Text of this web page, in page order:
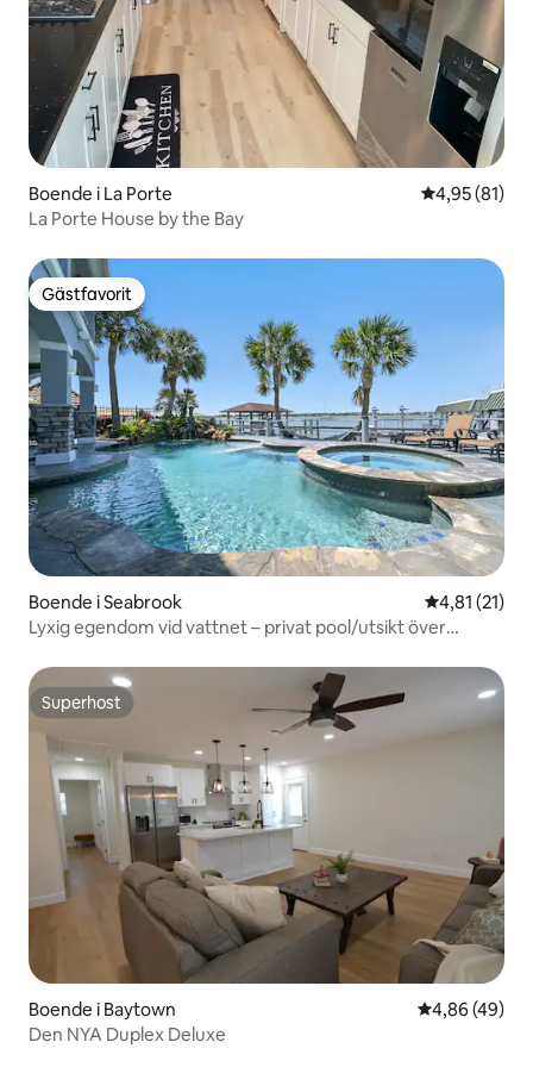
Boende i La Porte 4,95 av 5 i
4,95 (81)
La Porte House by the Bay
Gästfavorit
Gästfavorit
Boende i Seabrook 4,81 av 5 i
4,81 (21)
Lyxig egendom vid vattnet – privat pool/utsikt över
Superhost
Superhost
Boende i Baytown 4,86 av 5 i
4,86 (49)
Den NYA Duplex Deluxe